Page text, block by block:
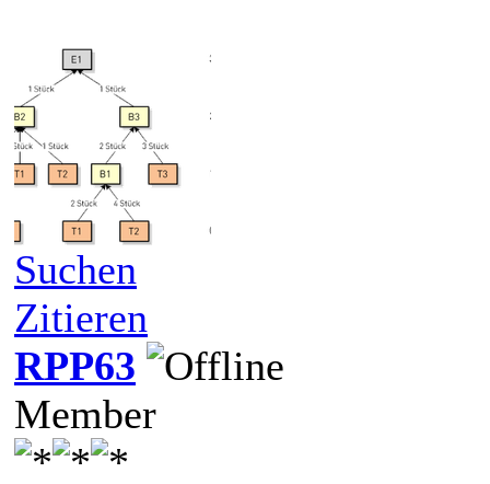
Suchen
Zitieren
RPP63
Member